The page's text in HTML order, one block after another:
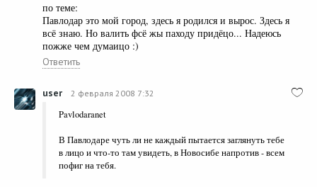
по теме:
Павлодар это мой город, здесь я родился и вырос. Здесь я
всё знаю. Но валить фсё жы паходу придёцо... Надеюсь
пожже чем думаицо :)
Ответить
user 2 февраля 2008 7:32
Pavlodaranet
В Павлодаре чуть ли не каждый пытается заглянуть тебе
в лицо и что-то там увидеть, в Новосибе напротив - всем
пофиг на тебя.